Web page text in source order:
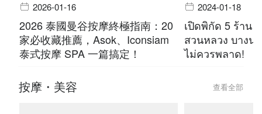
2026-01-16
2026 泰國曼谷按摩終極指南：20
家必收藏推薦，Asok、Iconsiam
泰式按摩 SPA 一篇搞定！
2024-01-18
เปิดพิกัด 5 ร้าน
สวนหลวง บาง
ไม่ควรพลาด!
按摩・美容 查看全部